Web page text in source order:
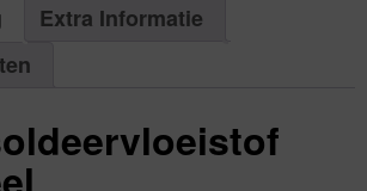
Extra Informatie